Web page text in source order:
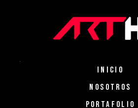
INICIO
NOSOTROS
PORTAFOLIO